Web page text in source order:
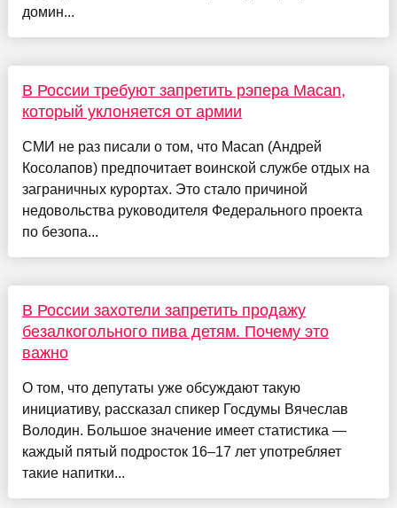
домин...
В России требуют запретить рэпера Macan,
который уклоняется от армии
СМИ не раз писали о том, что Macan (Андрей
Косолапов) предпочитает воинской службе отдых на
заграничных курортах. Это стало причиной
недовольства руководителя Федерального проекта
по безопа...
В России захотели запретить продажу
безалкогольного пива детям. Почему это
важно
О том, что депутаты уже обсуждают такую
инициативу, рассказал спикер Госдумы Вячеслав
Володин. Большое значение имеет статистика —
каждый пятый подросток 16–17 лет употребляет
такие напитки...